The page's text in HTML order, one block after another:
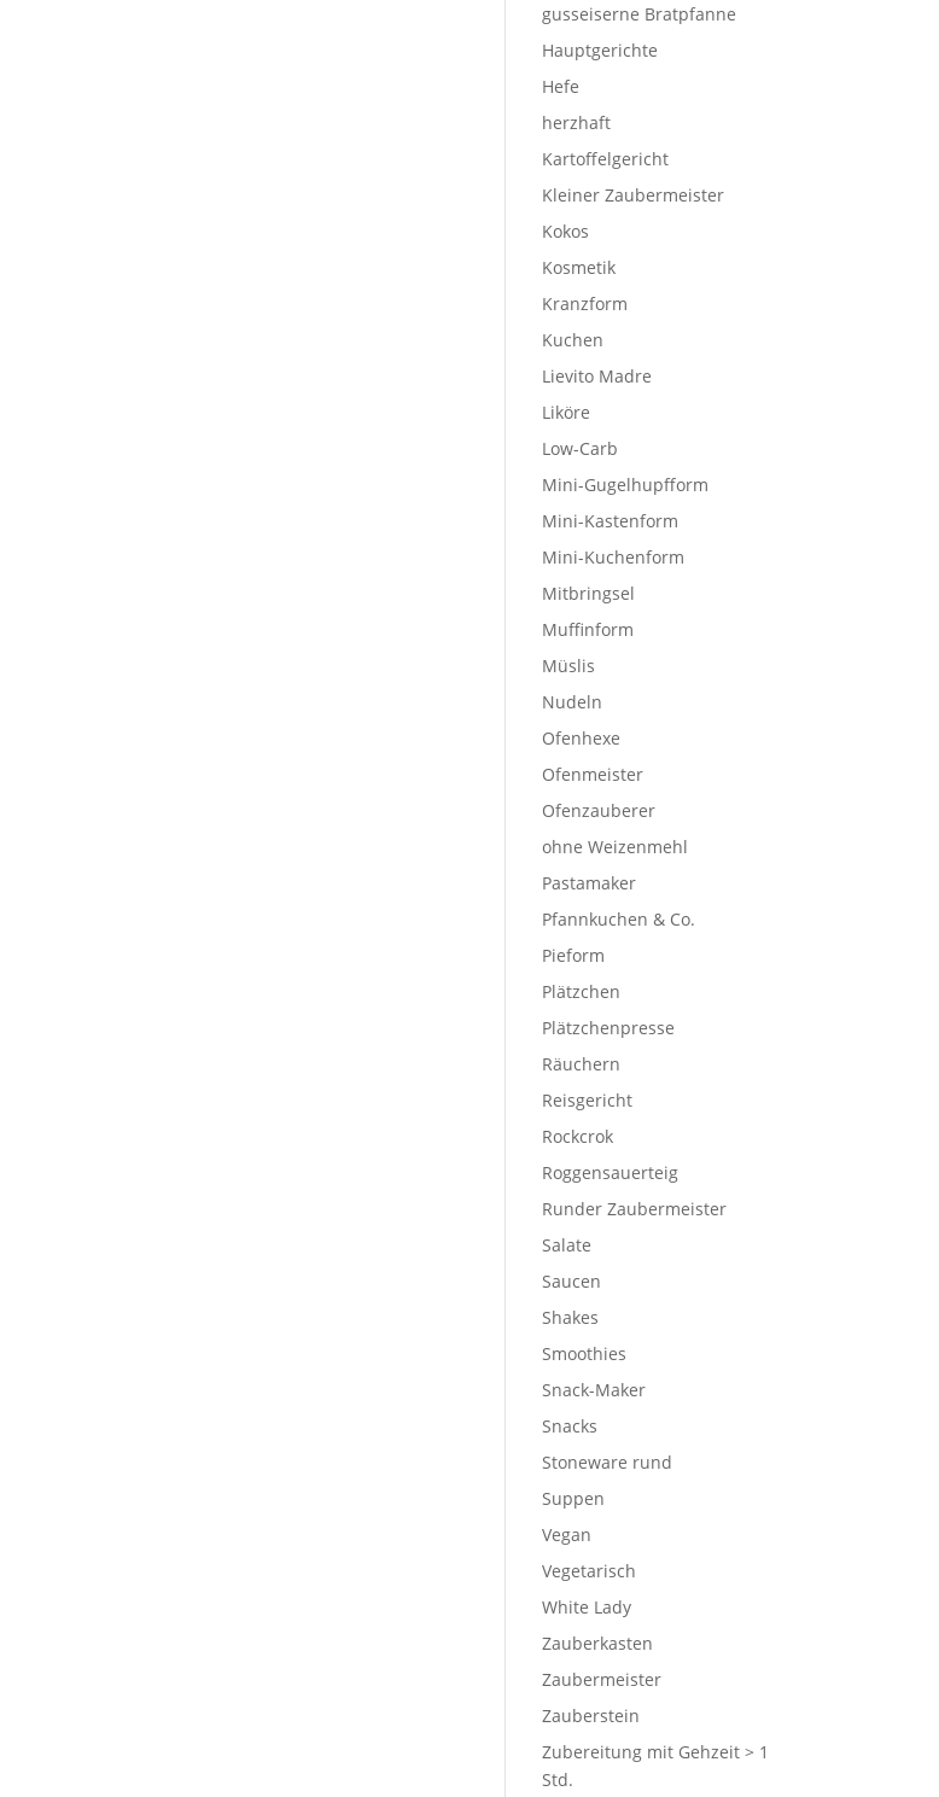
gusseiserne Bratpfanne
Hauptgerichte
Hefe
herzhaft
Kartoffelgericht
Kleiner Zaubermeister
Kokos
Kosmetik
Kranzform
Kuchen
Lievito Madre
Liköre
Low-Carb
Mini-Gugelhupfform
Mini-Kastenform
Mini-Kuchenform
Mitbringsel
Muffinform
Müslis
Nudeln
Ofenhexe
Ofenmeister
Ofenzauberer
ohne Weizenmehl
Pastamaker
Pfannkuchen & Co.
Pieform
Plätzchen
Plätzchenpresse
Räuchern
Reisgericht
Rockcrok
Roggensauerteig
Runder Zaubermeister
Salate
Saucen
Shakes
Smoothies
Snack-Maker
Snacks
Stoneware rund
Suppen
Vegan
Vegetarisch
White Lady
Zauberkasten
Zaubermeister
Zauberstein
Zubereitung mit Gehzeit > 1
Std.